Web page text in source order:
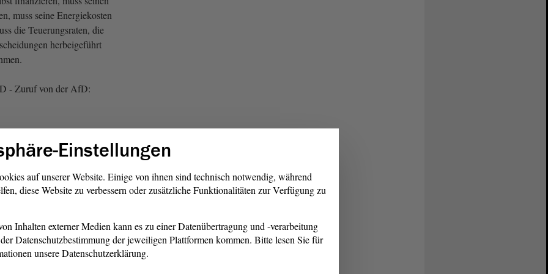
muss seine Energiekosten
die Teuerungsraten, die
herbeigeführt
- Zuruf von der AfD:
er unterm Strich, weil die
haben, weil die
50 % bis 60 %
haben das Beispiel mit
sind ja fast 100 % mehr ,
Sachsen-Anhalt
nachgeht und einen
10 € und 15 € hat, nach
oder 35 Stunden Arbeit in
viel Geld wie ein
Einstellungen
auf unserer Website. Einige von ihnen sind technisch notwendig, während
diese Website zu verbessern oder zusätzliche Funktionalitäten zur Verfügung zu
Inhalten externer Medien kann es zu einer Datenübertragung und -verarbeitung
Datenschutzbestimmung der jeweiligen Plattformen kommen. Bitte lesen Sie für
unsere Datenschutzerklärung.